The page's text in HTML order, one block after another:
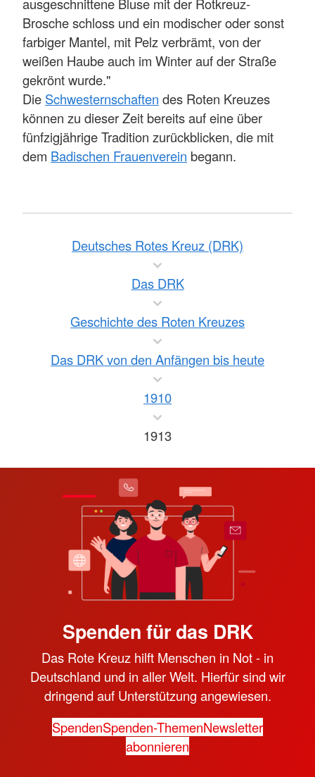
Brosche schloss und ein modischer oder sonst
farbiger Mantel, mit Pelz verbrämt, von der
weißen Haube auch im Winter auf der Straße
gekrönt wurde."
Die Schwesternschaften des Roten Kreuzes
können zu dieser Zeit bereits auf eine über
fünfzigjährige Tradition zurückblicken, die mit
dem Badischen Frauenverein begann.
Deutsches Rotes Kreuz (DRK)
Das DRK
Geschichte des Roten Kreuzes
Das DRK von den Anfängen bis heute
1910
1913
Spenden für das DRK
Das Rote Kreuz hilft Menschen in Not - in
Deutschland und in aller Welt. Hierfür sind wir
dringend auf Unterstützung angewiesen.
SpendenSpenden-ThemenNewsletter
abonnieren